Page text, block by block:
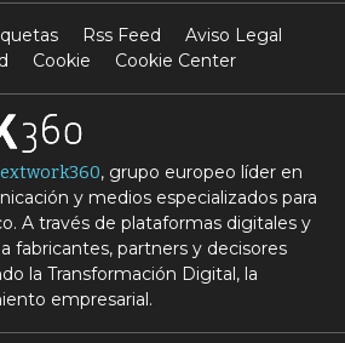
Rss Feed
Aviso Legal
Cookie Cookie Center
, grupo europeo líder en
y medios especializados para
A través de plataformas digitales y
fabricantes, partners y decisores
la Transformación Digital, la
empresarial.